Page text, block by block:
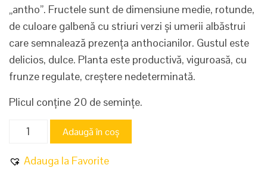
„antho”. Fructele sunt de dimensiune medie, rotunde,
de culoare galbenă cu striuri verzi și umerii albăstrui
care semnalează prezența anthocianilor. Gustul este
delicios, dulce. Planta este productivă, viguroasă, cu
frunze regulate, creștere nedeterminată.
Plicul conține 20 de semințe.
Cantitate
Green
Adaugă în coș
Adauga la Favorite